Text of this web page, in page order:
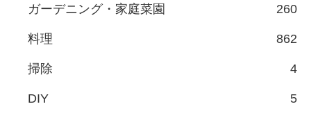
ガーデニング・家庭菜園 260
料理 862
掃除 4
DIY 5